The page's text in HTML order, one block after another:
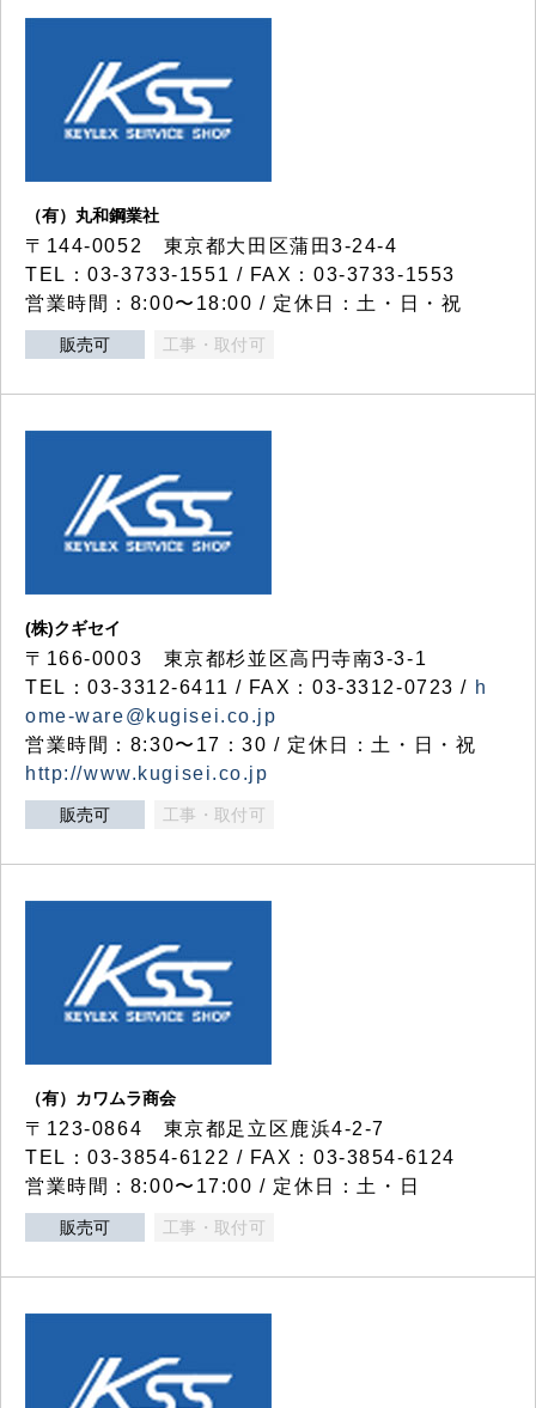
（有）丸和鋼業社
〒144-0052 東京都大田区蒲田3-24-4
TEL：03-3733-1551 / FAX：03-3733-1553
営業時間：8:00〜18:00 / 定休日：土・日・祝
販売可 工事・取付可
(株)クギセイ
〒166-0003 東京都杉並区高円寺南3-3-1
TEL：03-3312-6411 / FAX：03-3312-0723 / h
ome-ware@kugisei.co.jp
営業時間：8:30〜17：30 / 定休日：土・日・祝
http://www.kugisei.co.jp
販売可 工事・取付可
（有）カワムラ商会
〒123-0864 東京都足立区鹿浜4-2-7
TEL：03-3854-6122 / FAX：03-3854-6124
営業時間：8:00〜17:00 / 定休日：土・日
販売可 工事・取付可